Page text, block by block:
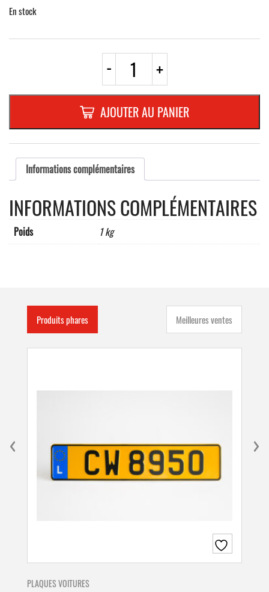
En stock
- quantité
A11ad
TRIANGLE
700mm
REFL.
RANDFORM
+
AJOUTER AU PANIER
Informations complémentaires
INFORMATIONS COMPLÉMENTAIRES
Poids 1 kg
Produits phares Meilleures ventes
PLAQUES VOITURES